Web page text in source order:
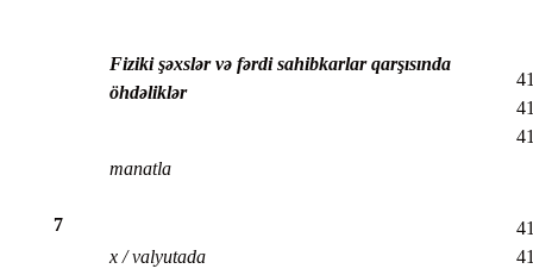
7
Fiziki şəxslər və fərdi sahibkarlar qarşısında
öhdəliklər
manatla
x / valyutada